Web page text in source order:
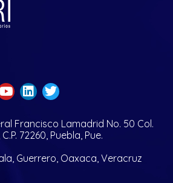
Francisco Lamadrid No. 50 Col.
72260, Puebla, Pue.
Guerrero, Oaxaca, Veracruz